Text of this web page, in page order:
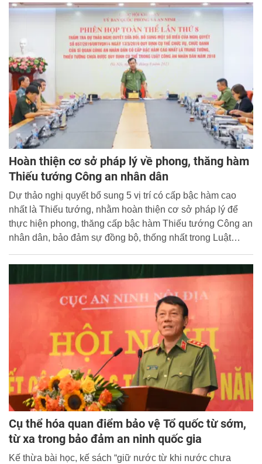
Hoàn thiện cơ sở pháp lý về phong, thăng hàm
Thiếu tướng Công an nhân dân
Dự thảo nghị quyết bổ sung 5 vị trí có cấp bậc hàm cao
nhất là Thiếu tướng, nhằm hoàn thiện cơ sở pháp lý để
thực hiện phong, thăng cấp bậc hàm Thiếu tướng Công an
nhân dân, bảo đảm sự đồng bộ, thống nhất trong Luật
Cụ thể hóa quan điểm bảo vệ Tổ quốc từ sớm,
từ xa trong bảo đảm an ninh quốc gia
Kế thừa bài học, kế sách “giữ nước từ khi nước chưa